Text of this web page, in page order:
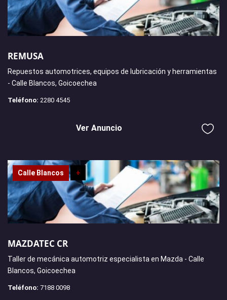
REMUSA
Repuestos automotrices, equipos de lubricación y herramientas
- Calle Blancos, Goicoechea
Teléfono: 2280 4545
Ver Anuncio
Calle Blancos +
MAZDATEC CR
Taller de mecánica automotriz especialista en Mazda - Calle
Blancos, Goicoechea
Teléfono: 7188 0098